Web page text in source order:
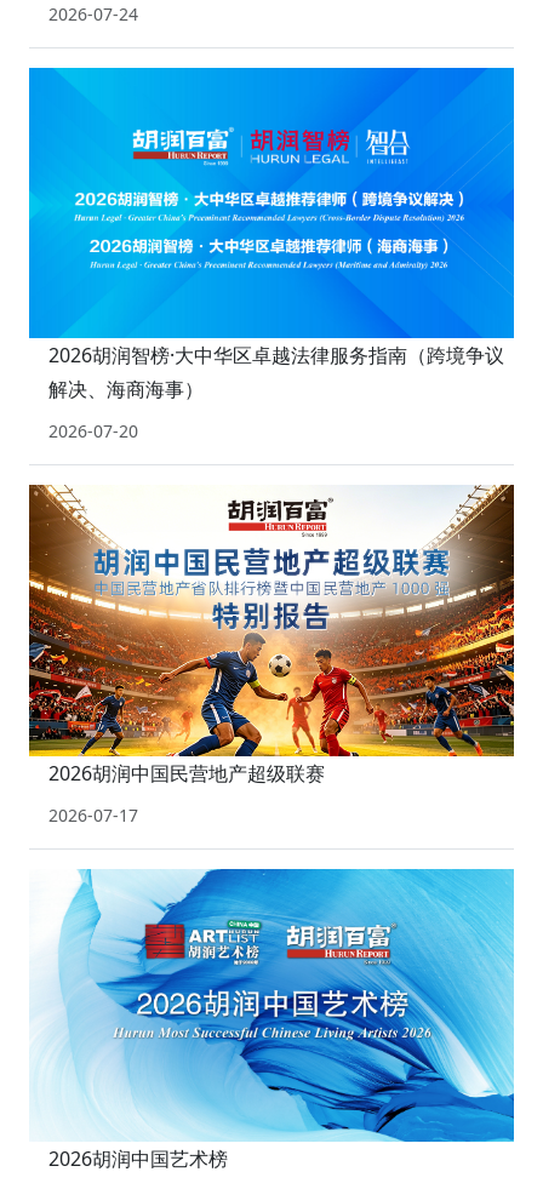
2026-07-24
2026胡润智榜·大中华区卓越法律服务指南（跨境争议
解决、海商海事）
2026-07-20
2026胡润中国民营地产超级联赛
2026-07-17
2026胡润中国艺术榜